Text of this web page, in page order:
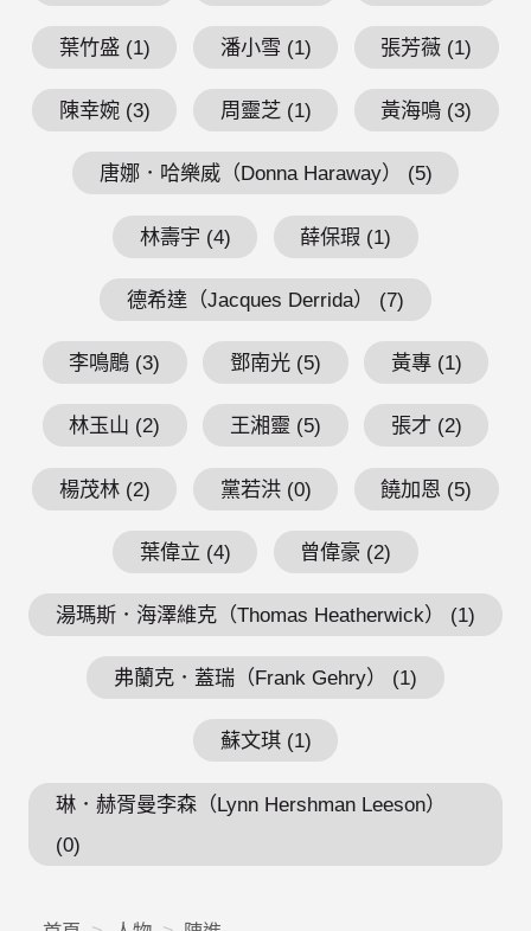
葉竹盛 (1) 潘小雪 (1) 張芳薇 (1)
陳幸婉 (3) 周靈芝 (1) 黃海鳴 (3)
唐娜．哈樂威（Donna Haraway） (5)
林壽宇 (4) 薛保瑕 (1)
德希達（Jacques Derrida） (7)
李鳴鵰 (3) 鄧南光 (5) 黃專 (1)
林玉山 (2) 王湘靈 (5) 張才 (2)
楊茂林 (2) 黨若洪 (0) 饒加恩 (5)
葉偉立 (4) 曾偉豪 (2)
湯瑪斯．海澤維克（Thomas Heatherwick） (1)
弗蘭克．蓋瑞（Frank Gehry） (1)
蘇文琪 (1)
琳．赫胥曼李森（Lynn Hershman Leeson）
(0)